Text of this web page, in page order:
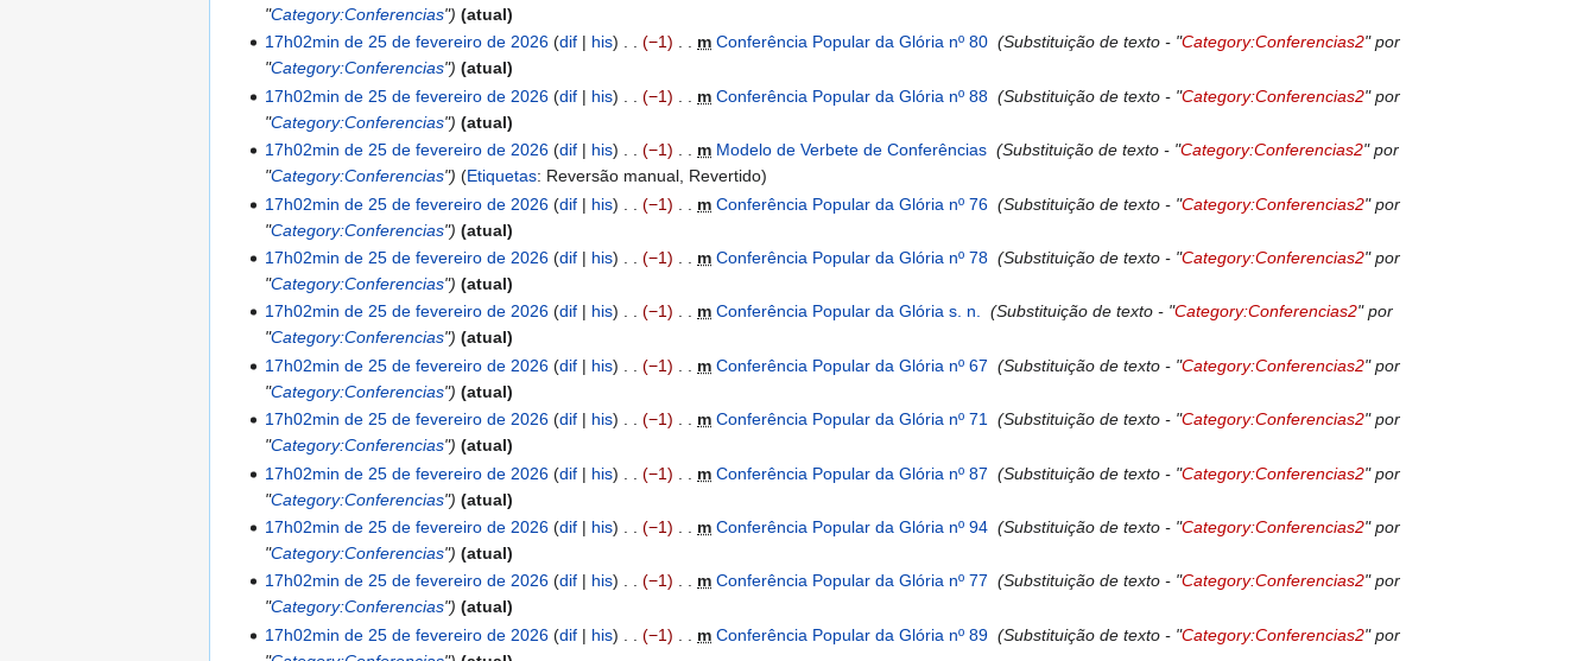
"Category:Conferencias"
atual
17h02min de 25 de fevereiro de 2026 dif his −1 m Conferência Popular da Glória nº 80 ‎ Substituição de texto - "Category:Conferencias2" por
"Category:Conferencias"
atual
17h02min de 25 de fevereiro de 2026 dif his −1 m Conferência Popular da Glória nº 88 ‎ Substituição de texto - "Category:Conferencias2" por
"Category:Conferencias"
atual
17h02min de 25 de fevereiro de 2026 dif his −1 m Modelo de Verbete de Conferências ‎ Substituição de texto - "Category:Conferencias2" por
"Category:Conferencias" Etiquetas: Reversão manual Revertido
17h02min de 25 de fevereiro de 2026 dif his −1 m Conferência Popular da Glória nº 76 ‎ Substituição de texto - "Category:Conferencias2" por
"Category:Conferencias"
atual
17h02min de 25 de fevereiro de 2026 dif his −1 m Conferência Popular da Glória nº 78 ‎ Substituição de texto - "Category:Conferencias2" por
"Category:Conferencias"
atual
17h02min de 25 de fevereiro de 2026 dif his −1 m Conferência Popular da Glória s. n. ‎ Substituição de texto - "Category:Conferencias2" por
"Category:Conferencias"
atual
17h02min de 25 de fevereiro de 2026 dif his −1 m Conferência Popular da Glória nº 67 ‎ Substituição de texto - "Category:Conferencias2" por
"Category:Conferencias"
atual
17h02min de 25 de fevereiro de 2026 dif his −1 m Conferência Popular da Glória nº 71 ‎ Substituição de texto - "Category:Conferencias2" por
"Category:Conferencias"
atual
17h02min de 25 de fevereiro de 2026 dif his −1 m Conferência Popular da Glória nº 87 ‎ Substituição de texto - "Category:Conferencias2" por
"Category:Conferencias"
atual
17h02min de 25 de fevereiro de 2026 dif his −1 m Conferência Popular da Glória nº 94 ‎ Substituição de texto - "Category:Conferencias2" por
"Category:Conferencias"
atual
17h02min de 25 de fevereiro de 2026 dif his −1 m Conferência Popular da Glória nº 77 ‎ Substituição de texto - "Category:Conferencias2" por
"Category:Conferencias"
atual
17h02min de 25 de fevereiro de 2026 dif his −1 m Conferência Popular da Glória nº 89 ‎ Substituição de texto - "Category:Conferencias2" por